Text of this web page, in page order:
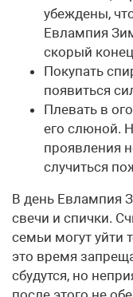
убеждены,
Евлампия
скорый
Покупать
появиться
Плевать в
его слюной.
проявления
случиться
В день Евлампия
свечи и спички.
семьи могут уйти
это время
сбудутся, но